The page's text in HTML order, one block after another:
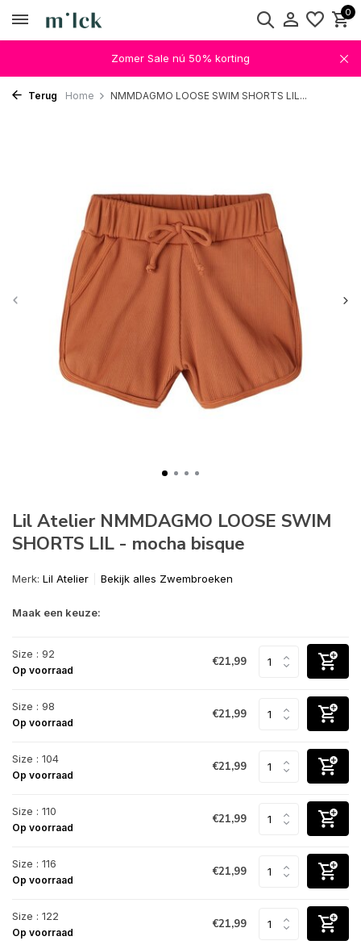
0
Zomer Sale nú 50% korting
Terug Home NMMDAGMO LOOSE SWIM SHORTS LIL...
Lil Atelier NMMDAGMO LOOSE SWIM
SHORTS LIL - mocha bisque
Merk: Lil Atelier Bekijk alles Zwembroeken
Maak een keuze:
Size : 92
Op voorraad
€21,99
Size : 98
Op voorraad
€21,99
Size : 104
Op voorraad
€21,99
Size : 110
Op voorraad
€21,99
Size : 116
Op voorraad
€21,99
Size : 122
Op voorraad
€21,99